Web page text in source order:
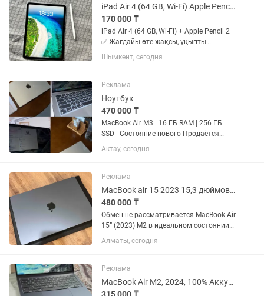
iPad Air 4 (64 GB, Wi-Fi) Apple Pencil 2
170 000 ₸
iPad Air 4 (64 GB, Wi-Fi) + Apple Pencil 2
✅ Жағдайы өте жақсы, ұқыпты
қолданылған. ✅ Барлық функциялары
толық жұмыс істейді (Touch ID, камера,
жөндеу көрмеген. ✅ Apple...
Шымкент, сегодня
Реклама
Ноутбук
470 000 ₸
MacBook Air M3 | 16 ГБ RAM | 256 ГБ
SSD | Состояние нового Продаётся
MacBook Air 13.6” M3 (2024). 16 ГБ
Unified Memory 256 ГБ SSD Чип Apple
использовался...
Актау, сегодня
Реклама
MacBook air 15 2023 15,3 дюймовый
480 000 ₸
Обмен не рассматривается MacBook Air
15” (2023) M2 в идеальном состоянии
Продаю MacBook Air 15,3” на чипе
Apple M2. Состояние отличное,
Характеристики: • Дисплей: 15,3 •...
Алматы, сегодня
Реклама
MacBook Air M2, 2024, 100% Аккумулятор, Мак.